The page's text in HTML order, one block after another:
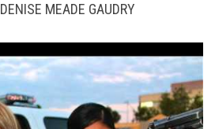
DENISE MEADE GAUDRY